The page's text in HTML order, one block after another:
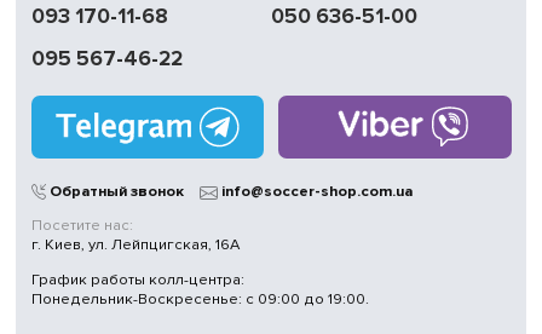
093 170-11-68
050 636-51-00
095 567-46-22
Обратный звонок
info@soccer-shop.com.ua
Посетите нас:
г. Киев, ул. Лейпцигская, 16А
График работы колл-центра:
Понедельник-Воскресенье: с 09:00 до 19:00.